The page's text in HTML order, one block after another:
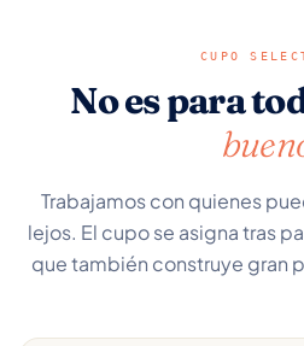
CUPO
No es para
Trabajamos con quienes
lejos. El cupo se asigna tras
que también construye gran